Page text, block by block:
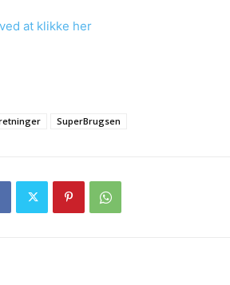
at klikke her
SuperBrugsen